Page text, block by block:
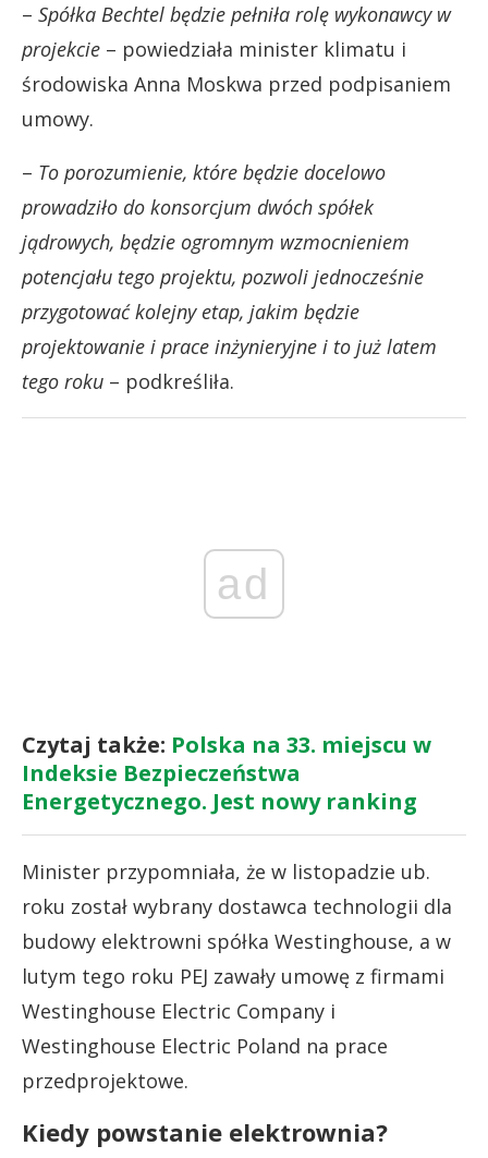
– Spółka Bechtel będzie pełniła rolę wykonawcy w
projekcie – powiedziała minister klimatu i
środowiska Anna Moskwa przed podpisaniem
umowy.
– To porozumienie, które będzie docelowo
prowadziło do konsorcjum dwóch spółek
jądrowych, będzie ogromnym wzmocnieniem
potencjału tego projektu, pozwoli jednocześnie
przygotować kolejny etap, jakim będzie
projektowanie i prace inżynieryjne i to już latem
tego roku – podkreśliła.
ad
Czytaj także: Polska na 33. miejscu w
Indeksie Bezpieczeństwa
Energetycznego. Jest nowy ranking
Minister przypomniała, że w listopadzie ub.
roku został wybrany dostawca technologii dla
budowy elektrowni spółka Westinghouse, a w
lutym tego roku PEJ zawały umowę z firmami
Westinghouse Electric Company i
Westinghouse Electric Poland na prace
przedprojektowe.
Kiedy powstanie elektrownia?